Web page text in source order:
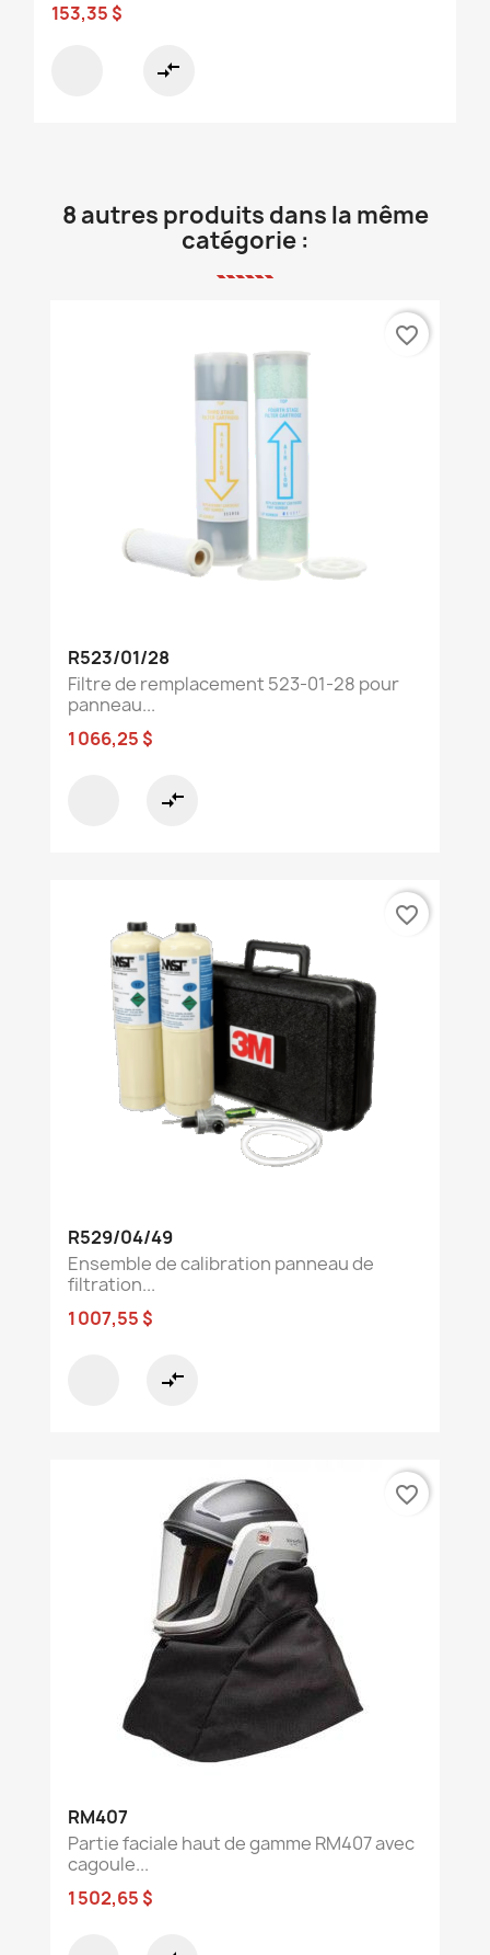
153,35 $
compare_arrows
8 autres produits dans la même
catégorie :
R523/01/28
Filtre de remplacement 523-01-28 pour
panneau...
1 066,25 $
compare_arrows
favorite_border
R529/04/49
Ensemble de calibration panneau de
filtration...
1 007,55 $
compare_arrows
favorite_border
RM407
Partie faciale haut de gamme RM407 avec
cagoule...
1 502,65 $
favorite_border